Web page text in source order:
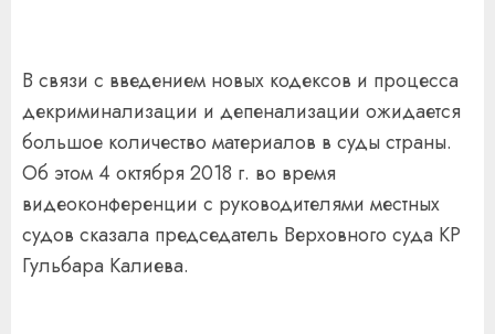
В связи с введением новых кодексов и процесса
декриминализации и депенализации ожидается
большое количество материалов в суды страны.
Об этом 4 октября 2018 г. во время
видеоконференции с руководителями местных
судов сказала председатель Верховного суда КР
Гульбара Калиева.